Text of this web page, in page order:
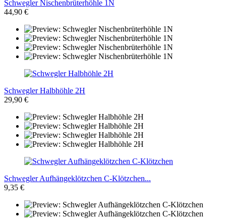
Schwegler Nischenbrüterhöhle 1N
44,90 €
Schwegler Halbhöhle 2H
29,90 €
Schwegler Aufhängeklötzchen C-Klötzchen...
9,35 €